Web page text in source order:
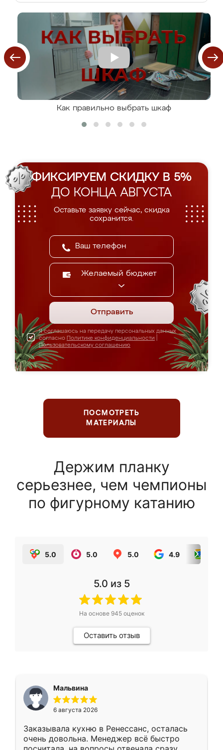
Как правильно выбрать шкаф
ФИКСИРУЕМ СКИДКУ В 5%
ДО КОНЦА АВГУСТА
Оставьте заявку сейчас, скидка
сохранится.
Желаемый бюджет
Отправить
Я соглашаюсь на передачу персональных данных
согласно Политике конфиденциальности
Пользовательскому соглашению
ПОСМОТРЕТЬ
МАТЕРИАЛЫ
Держим планку
серьезнее, чем чемпионы
по фигурному катанию
5.0 5.0 5.0 4.9
5.0 из 5
На основе 945оценок
Оставить отзыв
Мальвина
6 августа 2026
Заказывала кухню в Ренессанс, осталась
очень довольна. Менеджер всё быстро